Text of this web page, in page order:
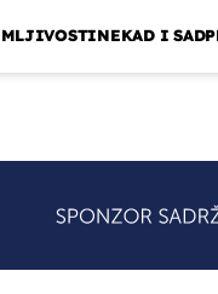
NEKAD I SAD